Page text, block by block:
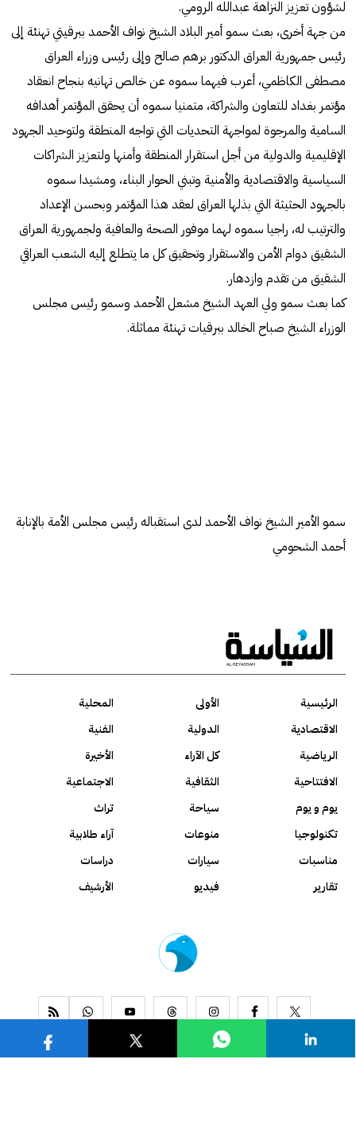
لشؤون تعزيز النزاهة عبدالله الرومي.
من جهة أخرى، بعث سمو أمير البلاد الشيخ نواف الأحمد ببرقيتي تهنئة إلى
رئيس جمهورية العراق الدكتور برهم صالح وإلى رئيس وزراء العراق
مصطفى الكاظمي، أعرب فيهما سموه عن خالص تهانيه بنجاح انعقاد
مؤتمر بغداد للتعاون والشراكة، متمنيا سموه أن يحقق المؤتمر أهدافه
السامية والمرجوة لمواجهة التحديات التي تواجه المنطقة ولتوحيد الجهود
الإقليمية والدولية من أجل استقرار المنطقة وأمنها ولتعزيز الشراكات
السياسية والاقتصادية والأمنية وتبني الحوار البناء، ومشيدا سموه
بالجهود الحثيثة التي بذلها العراق لعقد هذا المؤتمر وبحسن الإعداد
والترتيب له، راجيا سموه لهما موفور الصحة والعافية ولجمهورية العراق
الشقيق دوام الأمن والاستقرار وتحقيق كل ما يتطلع إليه الشعب العراقي
الشقيق من تقدم وازدهار.
كما بعث سمو ولي العهد الشيخ مشعل الأحمد وسمو رئيس مجلس
الوزراء الشيخ صباح الخالد ببرقيات تهنئة مماثلة.
سمو الأمير الشيخ نواف الأحمد لدى استقباله رئيس مجلس الأمة بالإنابة
أحمد الشحومي
الرئيسية الأولى
المحلية
الاقتصادية
الدولية
الفنية
الرياضية
كل الآراء
الأخيرة
الافتتاحية
الثقافية
الاجتماعية
يوم و يوم
سياحة
تراث
تكنولوجيا
منوعات
آراء طلابية
مناسبات
سيارات
دراسات
تقارير
فيديو الأرشيف